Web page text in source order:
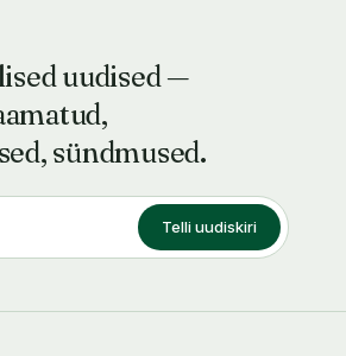
uudised —
sündmused.
Telli uudiskiri